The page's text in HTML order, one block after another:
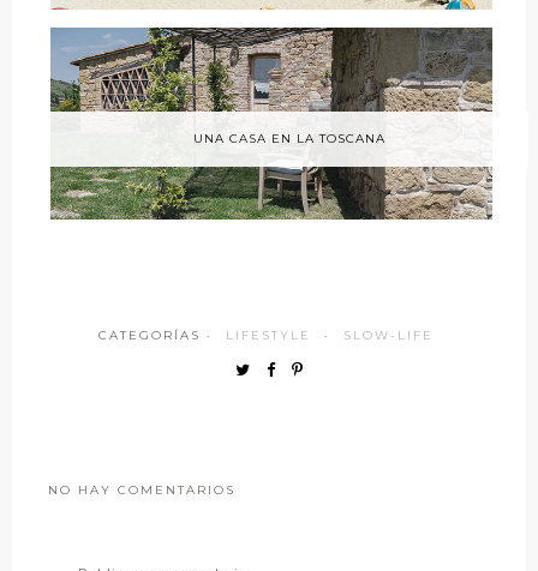
UNA CASA EN LA TOSCANA
CATEGORÍAS · LIFESTYLE · SLOW-LIFE
NO HAY COMENTARIOS